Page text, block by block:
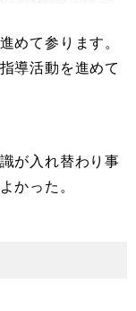
めて参ります。
導活動を進めて
が入れ替わり事
かった。